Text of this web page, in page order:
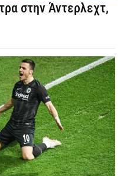
στην Άντερλεχτ,